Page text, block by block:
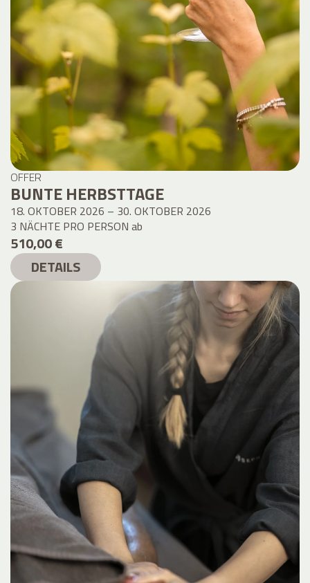
OFFER
BUNTE HERBSTTAGE
18. OKTOBER 2026 – 30. OKTOBER 2026
3 NÄCHTE PRO PERSON ab
510,00 €
DETAILS